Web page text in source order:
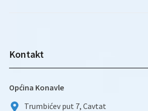
Kontakt
Općina Konavle
Trumbićev put 7, Cavtat